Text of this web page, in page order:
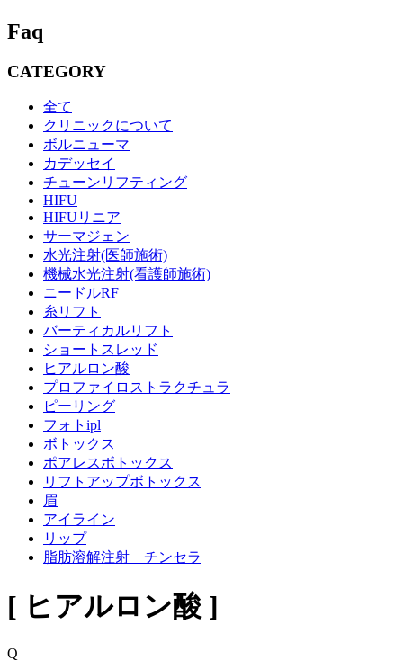
Faq
CATEGORY
全て
クリニックについて
ボルニューマ
カデッセイ
チューンリフティング
HIFU
HIFUリニア
サーマジェン
水光注射(医師施術)
機械水光注射(看護師施術)
ニードルRF
糸リフト
バーティカルリフト
ショートスレッド
ヒアルロン酸
プロファイロストラクチュラ
ピーリング
フォトipl
ボトックス
ポアレスボトックス
リフトアップボトックス
眉
アイライン
リップ
脂肪溶解注射 チンセラ
[ ヒアルロン酸 ]
Q